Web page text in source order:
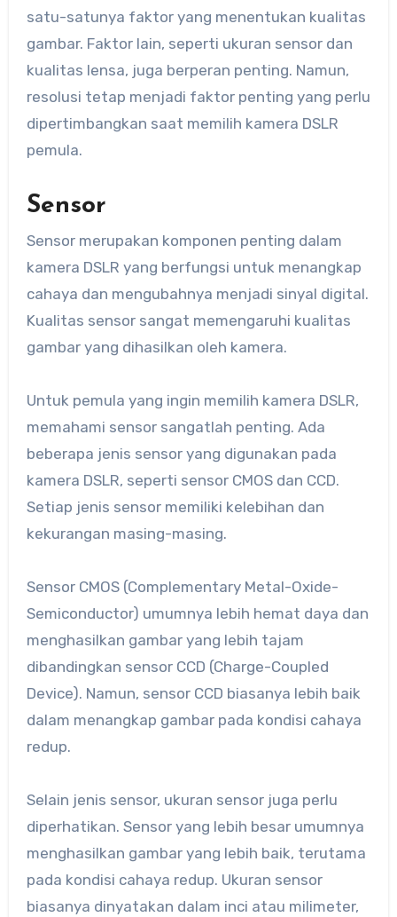
satu-satunya faktor yang menentukan kualitas
gambar. Faktor lain, seperti ukuran sensor dan
kualitas lensa, juga berperan penting. Namun,
resolusi tetap menjadi faktor penting yang perlu
dipertimbangkan saat memilih kamera DSLR
pemula.
Sensor
Sensor merupakan komponen penting dalam
kamera DSLR yang berfungsi untuk menangkap
cahaya dan mengubahnya menjadi sinyal digital.
Kualitas sensor sangat memengaruhi kualitas
gambar yang dihasilkan oleh kamera.
Untuk pemula yang ingin memilih kamera DSLR,
memahami sensor sangatlah penting. Ada
beberapa jenis sensor yang digunakan pada
kamera DSLR, seperti sensor CMOS dan CCD.
Setiap jenis sensor memiliki kelebihan dan
kekurangan masing-masing.
Sensor CMOS (Complementary Metal-Oxide-
Semiconductor) umumnya lebih hemat daya dan
menghasilkan gambar yang lebih tajam
dibandingkan sensor CCD (Charge-Coupled
Device). Namun, sensor CCD biasanya lebih baik
dalam menangkap gambar pada kondisi cahaya
redup.
Selain jenis sensor, ukuran sensor juga perlu
diperhatikan. Sensor yang lebih besar umumnya
menghasilkan gambar yang lebih baik, terutama
pada kondisi cahaya redup. Ukuran sensor
biasanya dinyatakan dalam inci atau milimeter,